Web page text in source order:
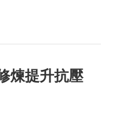
煉提升抗壓